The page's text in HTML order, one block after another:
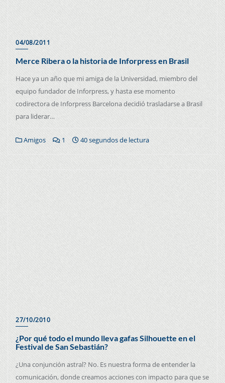
04/08/2011
Merce Ribera o la historia de Inforpress en Brasil
Hace ya un año que mi amiga de la Universidad, miembro del
equipo fundador de Inforpress, y hasta ese momento
codirectora de Inforpress Barcelona decidió trasladarse a Brasil
para liderar…
Amigos 1 40 segundos de lectura
27/10/2010
¿Por qué todo el mundo lleva gafas Silhouette en el
Festival de San Sebastián?
¿Una conjunción astral? No. Es nuestra forma de entender la
comunicación, donde creamos acciones con impacto para que se